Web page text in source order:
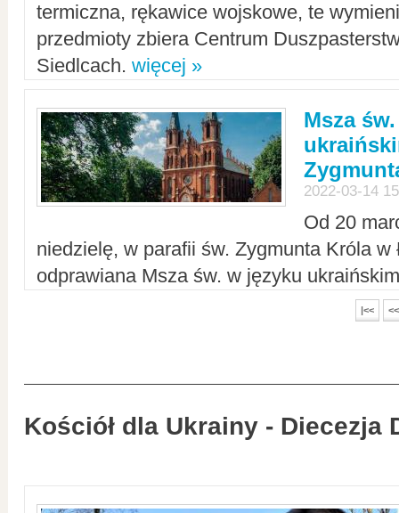
termiczna, rękawice wojskowe, te
przedmioty zbiera Centrum
Siedlcach. więcej »
Msza
2022-03-14
Od 20
niedzielę, w parafii św. Zygmunta Króla w
odprawiana Msza św. w języku
|<< <<
Kościół dla Ukrainy - Diecezja